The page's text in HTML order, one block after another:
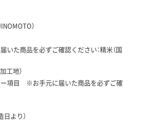
）
た商品を必ずご確認ください：精米（国
工地）
ー項目 ※お手元に届いた商品を必ずご確
日より）